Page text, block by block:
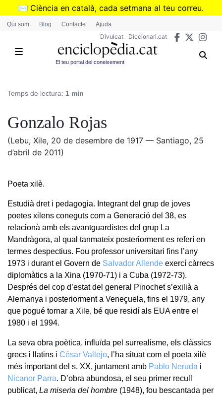
Vés
✉️ Ciència en català, cada setmana al teu correu.
➜Subscriu-te al butlletí de Divulcat
Qui som Blog Contacte Ajuda
Divulcat Diccionari.cat
El teu portal del coneixement
Temps de lectura: 1 min
Gonzalo Rojas
(Lebu, Xile, 20 de desembre de 1917 — Santiago, 25
d’abril de 2011)
Poeta xilè.
Estudià dret i pedagogia. Integrant del grup de joves
poetes xilens coneguts com a Generació del 38, es
relacionà amb els avantguardistes del grup La
Mandràgora, al qual tanmateix posteriorment es referí en
termes despectius. Fou professor universitari fins l’any
1973 i durant el Govern de Salvador Allende exercí càrrecs
diplomàtics a la Xina (1970-71) i a Cuba (1972-73).
Després del cop d’estat del general Pinochet s’exilià a
Alemanya i posteriorment a Veneçuela, fins el 1979, any
que pogué tornar a Xile, bé que residí als EUA entre el
1980 i el 1994.
La seva obra poètica, influïda pel surrealisme, els clàssics
grecs i llatins i César Vallejo, l’ha situat com el poeta xilè
més important del s. XX, juntament amb Pablo Neruda i
Nicanor Parra. D’obra abundosa, el seu primer recull
publicat, La miseria del hombre (1948), fou bescantada per